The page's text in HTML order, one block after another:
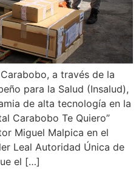
a través de la
para la Salud (Insalud),
de alta tecnología en la
Carabobo Te Quiero”
Miguel Malpica en el
Leal Autoridad Única de
el […]